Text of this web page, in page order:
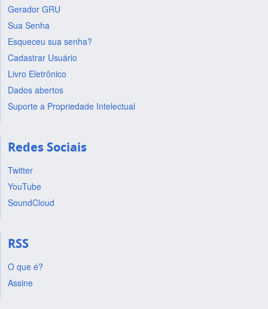
Gerador GRU
Sua Senha
Esqueceu sua senha?
Cadastrar Usuário
Livro Eletrônico
Dados abertos
Suporte a Propriedade Intelectual
Redes Sociais
Twitter
YouTube
SoundCloud
RSS
O que é?
Assine